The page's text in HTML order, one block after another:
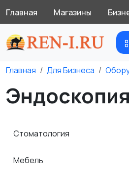
Главная Магазины
Главная Для Бизнеса
Стоматология
Мебель